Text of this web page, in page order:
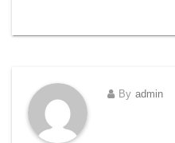
By admin